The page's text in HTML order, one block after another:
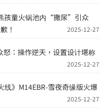
孩童火锅池内“撒尿”引众
！
2025-12-27
怒：操作逆天，设置设计堪称
2025-12-27
线》M14EBR-雪夜奇缘版火爆
2025-12-27